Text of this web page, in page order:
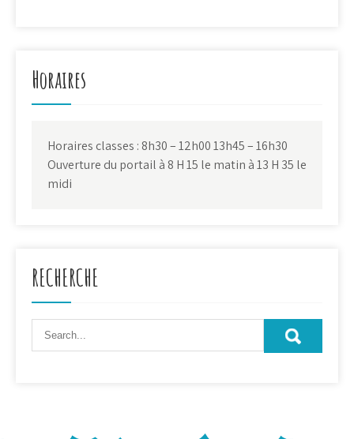
Horaires
Horaires classes : 8h30 – 12h00 13h45 – 16h30
Ouverture du portail à 8 H 15 le matin à 13 H 35 le
midi
RECHERCHE